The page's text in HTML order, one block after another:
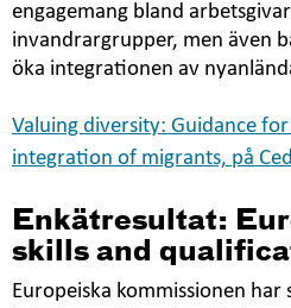
engagemang bland
invandrargrupper, men även
öka integrationen av
Valuing diversity: Guidance
integration of migrants, på
Enkätresultat:
skills and
Europeiska kommissionen